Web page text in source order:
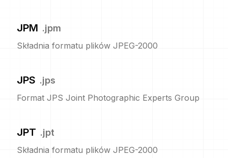
JPM .jpm
Składnia formatu plików JPEG-2000
JPS .jps
Format JPS Joint Photographic Experts Group
JPT .jpt
Składnia formatu plików JPEG-2000